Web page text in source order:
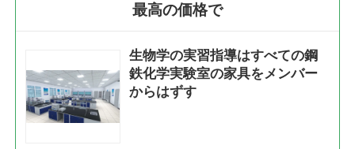
最高の価格で
生物学の実習指導はすべての鋼
鉄化学実験室の家具をメンバー
からはずす